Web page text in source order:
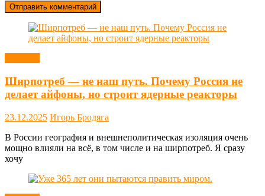
Ширпотреб — не наш путь. Почему Россия не
делает айфоны, но строит ядерные реакторы
23.12.2025 Игорь Бродяга
В России география и внешнеполитическая изоляция очень
мощно влияли на всё, в том числе и на ширпотреб. Я сразу
хочу